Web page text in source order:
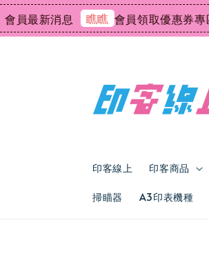
最新消息 瞧瞧 會員領取優惠券專區
印客線上 印客商品
掃瞄器 A3印表機種